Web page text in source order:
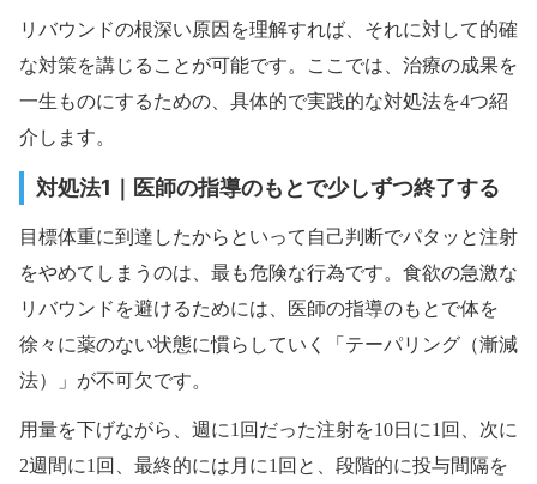
リバウンドの根深い原因を理解すれば、それに対して的確
な対策を講じることが可能です。ここでは、治療の成果を
一生ものにするための、具体的で実践的な対処法を4つ紹
介します。
対処法1｜医師の指導のもとで少しずつ終了する
目標体重に到達したからといって自己判断でパタッと注射
をやめてしまうのは、最も危険な行為です。食欲の急激な
リバウンドを避けるためには、医師の指導のもとで体を
徐々に薬のない状態に慣らしていく「テーパリング（漸減
法）」が不可欠です。
用量を下げながら、週に1回だった注射を10日に1回、次に
2週間に1回、最終的には月に1回と、段階的に投与間隔を